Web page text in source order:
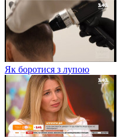
Як боротися з лупою